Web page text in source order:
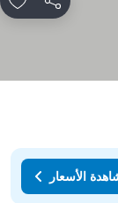
مشاركة
الأسعار